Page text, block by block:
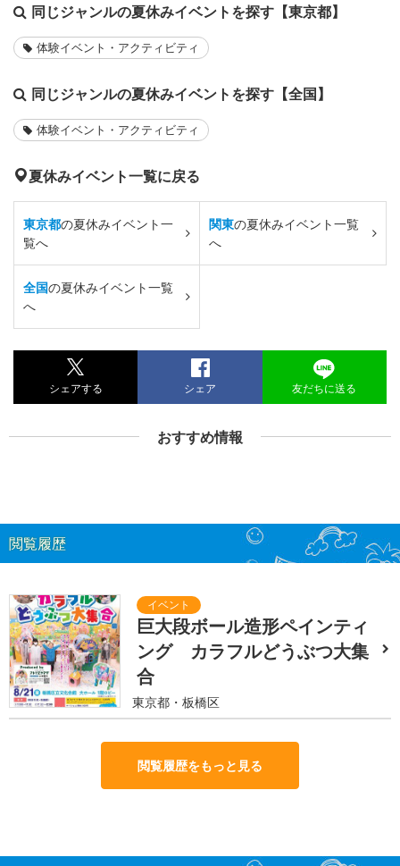
同じジャンルの夏休みイベントを探す【東京都】
体験イベント・アクティビティ
同じジャンルの夏休みイベントを探す【全国】
体験イベント・アクティビティ
夏休みイベント一覧に戻る
東京都の夏休みイベント一
覧へ
関東の夏休みイベント一覧
へ
全国の夏休みイベント一覧
へ
シェアする シェア 友だちに送る
おすすめ情報
閲覧履歴
巨大段ボール造形ペインティ
ング カラフルどうぶつ大集
合
東京都・板橋区
閲覧履歴をもっと見る